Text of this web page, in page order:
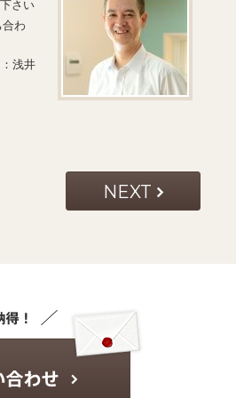
さい
わ
浅井
NEXT